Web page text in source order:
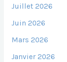
Juillet 2026
Juin 2026
Mars 2026
Janvier 2026